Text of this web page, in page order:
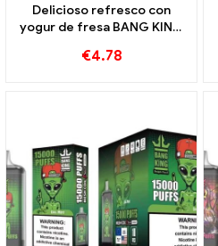
Delicioso refresco con
yogur de fresa BANG KING
€4.78